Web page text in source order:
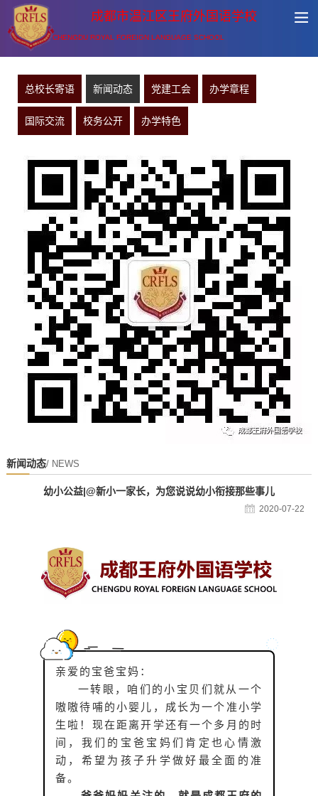
成都市温江区王府外国语学校
CHENGDU ROYAL FOREIGN LANGUAGE SCHOOL
总校长寄语 新闻动态 党建工会 办学章程
国际交流 校务公开 办学特色
新闻动态/ NEWS
幼小公益|@新小一家长，为您说说幼小衔接那些事儿
2020-07-22
亲爱的宝爸宝妈：
一转眼，咱们的小宝贝们就从一个
嗷嗷待哺的小婴儿，成长为一个准小学
生啦！现在距离开学还有一个多月的时
间，我们的宝爸宝妈们肯定也心情激
动，希望为孩子升学做好最全面的准
备。